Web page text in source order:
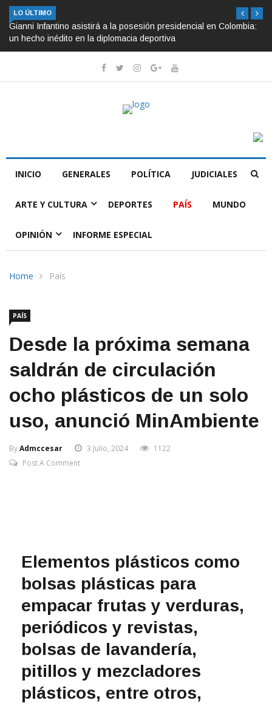
LO ÚLTIMO
Gianni Infantino asistirá a la posesión presidencial en Colombia:
un hecho inédito en la diplomacia deportiva
INICIO GENERALES POLÍTICA JUDICIALES
ARTE Y CULTURA DEPORTES PAÍS MUNDO
OPINIÓN INFORME ESPECIAL
Home País
PAÍS
Desde la próxima semana
saldrán de circulación
ocho plásticos de un solo
uso, anunció MinAmbiente
ByAdmccesar 3 Julio, 2024
1122
Post A Comment
Elementos plásticos como
bolsas plásticas para
empacar frutas y verduras,
periódicos y revistas,
bolsas de lavandería,
pitillos y mezcladores
plásticos, entre otros,